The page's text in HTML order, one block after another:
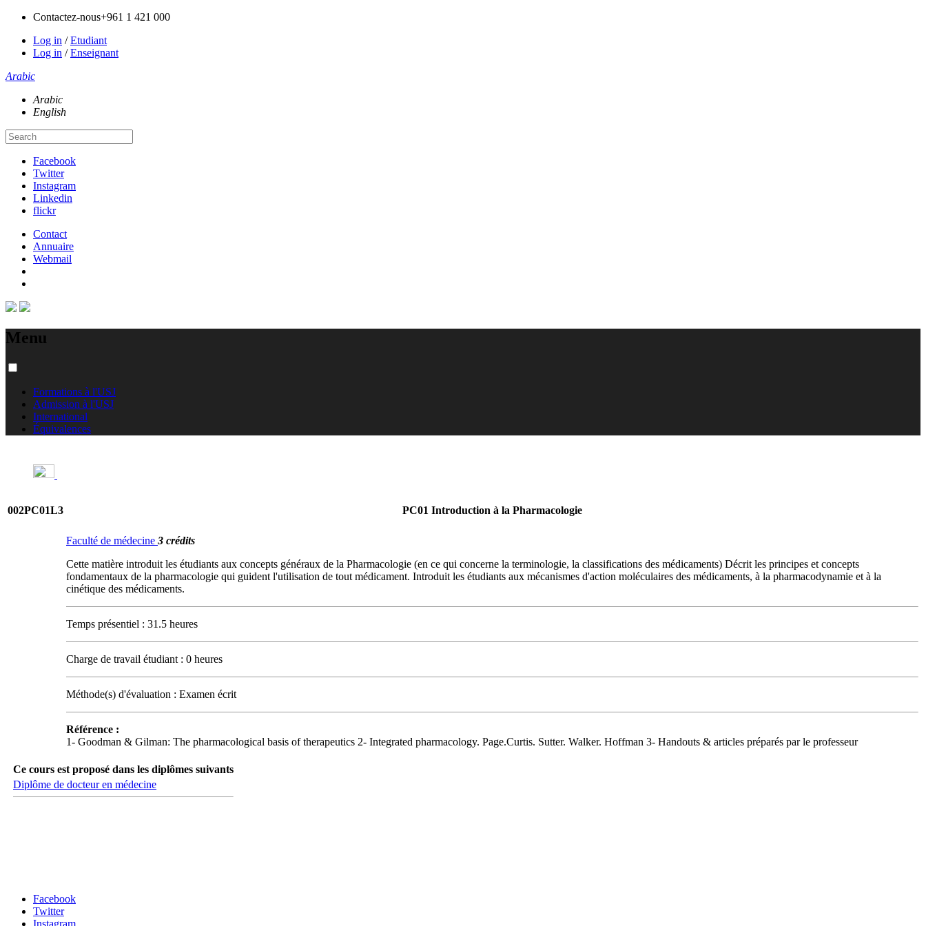
Contactez-nous+961 1 421 000
Log in /Etudiant
Log in /Enseignant
Arabic
Arabic
English
Facebook
Twitter
Instagram
Linkedin
flickr
Contact
Annuaire
Webmail
Menu
Formations à l'USJ
Admission à l'USJ
International
Équivalences
002PC01L3 PC01 Introduction à la Pharmacologie
Faculté de médecine 3 crédits
Cette matière introduit les étudiants aux concepts généraux de la Pharmacologie (en ce qui concerne la terminologie, la classifications des médicaments) Décrit les principes et concepts
fondamentaux de la pharmacologie qui guident l'utilisation de tout médicament. Introduit les étudiants aux mécanismes d'action moléculaires des médicaments, à la pharmacodynamie et à la
cinétique des médicaments.
Temps présentiel : 31.5 heures
Charge de travail étudiant : 0 heures
Méthode(s) d'évaluation : Examen écrit
Référence :
1- Goodman & Gilman: The pharmacological basis of therapeutics 2- Integrated pharmacology. Page.Curtis. Sutter. Walker. Hoffman 3- Handouts & articles préparés par le professeur
Ce cours est proposé dans les diplômes suivants
Diplôme de docteur en médecine
Facebook
Twitter